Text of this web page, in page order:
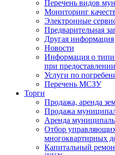
Перечень видов
Мониторинг
Электронные
Предварительная
Другая информация
Новости
Информация о
при
Услуги по
Перечень МСЗУ
Торги
Продажа, аренда
Продажа
Аренда
Отбор
многоквартирных
Капитальный